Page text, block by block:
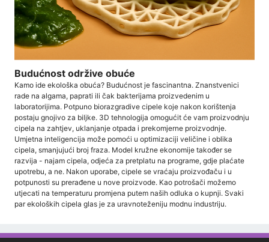
Budućnost održive obuće
Kamo ide ekološka obuća? Budućnost je fascinantna. Znanstvenici
rade na algama, paprati ili čak bakterijama proizvedenim u
laboratorijima. Potpuno biorazgradive cipele koje nakon korištenja
postaju gnojivo za biljke. 3D tehnologija omogućit će vam proizvodnju
cipela na zahtjev, uklanjanje otpada i prekomjerne proizvodnje.
Umjetna inteligencija može pomoći u optimizaciji veličine i oblika
cipela, smanjujući broj fraza. Model kružne ekonomije također se
razvija - najam cipela, odjeća za pretplatu na programe, gdje plaćate
upotrebu, a ne. Nakon uporabe, cipele se vraćaju proizvođaču i u
potpunosti su prerađene u nove proizvode. Kao potrošači možemo
utjecati na temperaturu promjena putem naših odluka o kupnji. Svaki
par ekoloških cipela glas je za uravnoteženiju modnu industriju.